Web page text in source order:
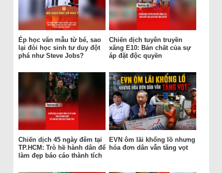
Ép học văn mẫu từ bé, sao
lại đòi học sinh tư duy đột
phá như Steve Jobs?
Chiến dịch tuyên truyền
xăng E10: Bản chất của sự
áp đặt độc quyền
Chiến dịch 45 ngày đêm tại
TP.HCM: Trò hề hành dân để
làm đẹp báo cáo thành tích
EVN ôm lãi khổng lồ nhưng
hóa đơn dân vẫn tăng vọt